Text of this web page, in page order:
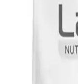
MEO'nun ton balık ve
kaliteli içerikleriyle
ve güçlü bağışıklık
15 Kg’lık Kedi
Beslenme